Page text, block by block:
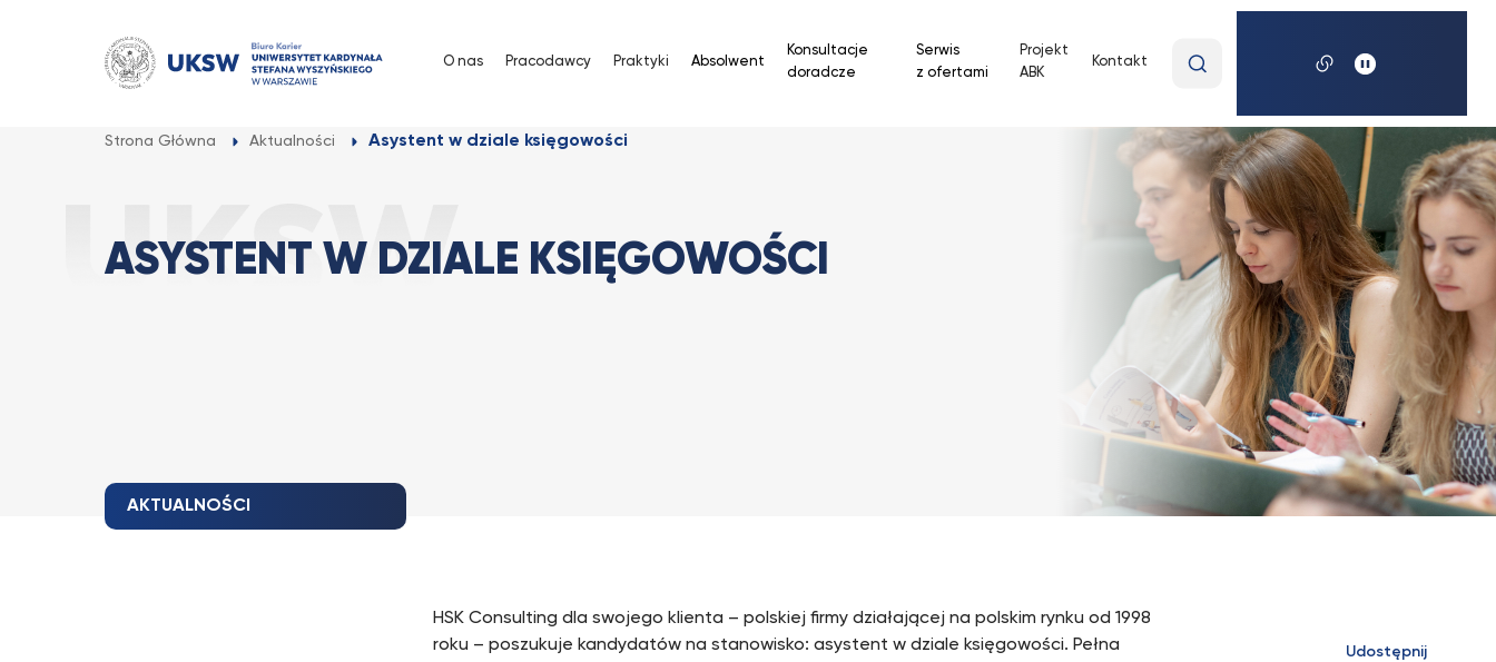
O nas Pracodawcy Praktyki Absolwent
Konsultacje
doradcze
Serwis
z ofertami
Projekt
ABK
Kontakt
wyszukiwaną
Strona Główna Aktualności Asystent w dziale księgowości
ASYSTENT W DZIALE KSIĘGOWOŚCI
AKTUALNOŚCI
HSK Consulting dla swojego klienta – polskiej firmy działającej na polskim rynku od 1998
roku – poszukuje kandydatów na stanowisko: asystent w dziale księgowości. Pełna
Udostępnij